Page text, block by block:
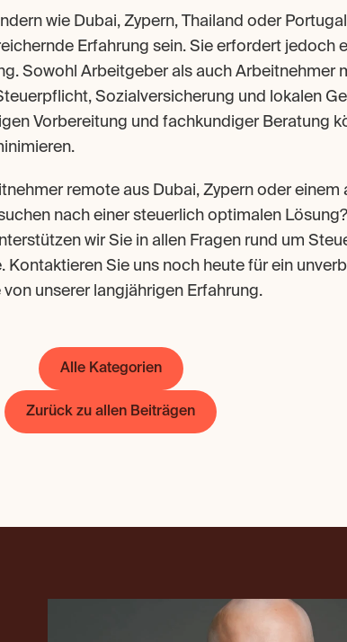
wie Dubai, Zypern, Thailand oder
Erfahrung sein. Sie erfordert jedoch
Sowohl Arbeitgeber als auch Arbeitnehmer
Sozialversicherung und lokalen
Vorbereitung und fachkundiger Beratung
remote aus Dubai, Zypern oder einem
nach einer steuerlich optimalen
wir Sie in allen Fragen rund um
Sie uns noch heute für ein
unserer langjährigen Erfahrung.
Alle Kategorien
Zurück zu allen Beiträgen